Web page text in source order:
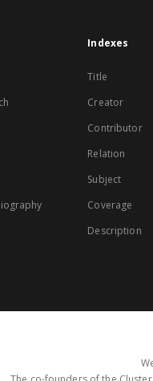
Indexes
Title
Creator
Contributor
Relation
Subject
Coverage
Description